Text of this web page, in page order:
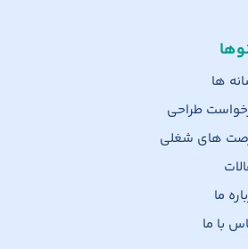
ها
طراحی
های شغلی
ما
با ما